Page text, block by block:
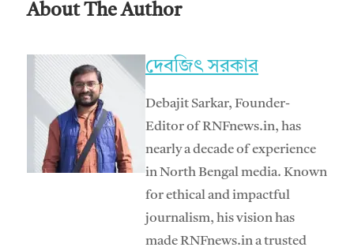
About The Author
দেবজিৎ সরকার
Debajit Sarkar, Founder-
Editor of RNFnews.in, has
nearly a decade of experience
in North Bengal media. Known
for ethical and impactful
journalism, his vision has
made RNFnews.in a trusted